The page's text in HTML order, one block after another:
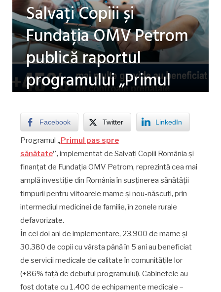
Salvați Copiii și
Fundația OMV Petrom
publică raportul
programului „Primul
by 15 IANUARIE 2026
Facebook Twitter LinkedIn
Programul „Primul pas spre
sănătate”, implementat de Salvați Copiii România și
finanțat de Fundația OMV Petrom, reprezintă cea mai
amplă investiție din România în susținerea sănătății
timpurii pentru viitoarele mame și nou-născuți, prin
intermediul medicinei de familie, în zonele rurale
defavorizate.
În cei doi ani de implementare, 23.900 de mame și
30.380 de copii cu vârsta până în 5 ani au beneficiat
de servicii medicale de calitate în comunitățile lor
(+86% față de debutul programului). Cabinetele au
fost dotate cu 1.400 de echipamente medicale –